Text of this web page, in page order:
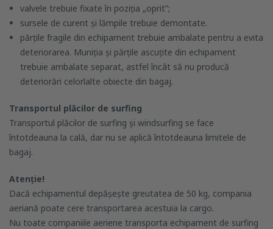
valvele trebuie fixate în poziția „oprit”;
sursele de curent și lămpile trebuie demontate.
părțile fragile din echipament trebuie ambalate pentru a evita
deteriorarea. Muniția și părțile ascuțite din echipament
trebuie ambalate separat, astfel încât să nu producă
deteriorări celorlalte obiecte din bagaj.
Transportul plăcilor de surfing
Transportul plăcilor de surfing și windsurfing se face
întotdeauna la cală, dar nu se aplică întotdeauna limitele de
bagaj.
Atenție!
Dacă echipamentul depășește greutatea de 50 kg, compania
aeriană poate cere transportarea acestuia la cargo.
Nu toate companiile aeriene transporta echipament de surfing